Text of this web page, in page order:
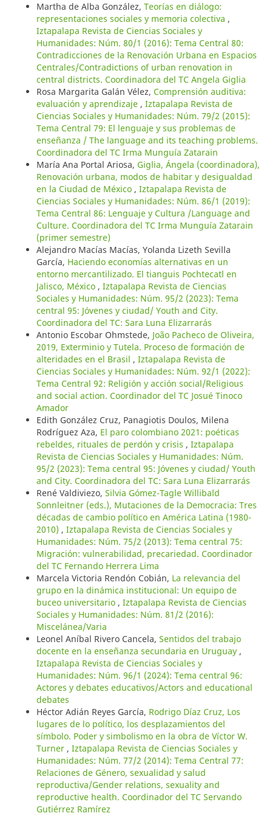
Martha de Alba González, Teorías en diálogo:
representaciones sociales y memoria colectiva ,
Iztapalapa Revista de Ciencias Sociales y
Humanidades: Núm. 80/1 (2016): Tema Central 80:
Contradicciones de la Renovación Urbana en Espacios
Centrales/Contradictions of urban renovation in
central districts. Coordinadora del TC Angela Giglia
Rosa Margarita Galán Vélez, Comprensión auditiva:
evaluación y aprendizaje , Iztapalapa Revista de
Ciencias Sociales y Humanidades: Núm. 79/2 (2015):
Tema Central 79: El lenguaje y sus problemas de
enseñanza / The language and its teaching problems.
Coordinadora del TC Irma Munguía Zatarain
María Ana Portal Ariosa, Giglia, Ángela (coordinadora),
Renovación urbana, modos de habitar y desigualdad
en la Ciudad de México , Iztapalapa Revista de
Ciencias Sociales y Humanidades: Núm. 86/1 (2019):
Tema Central 86: Lenguaje y Cultura /Language and
Culture. Coordinadora del TC Irma Munguía Zatarain
(primer semestre)
Alejandro Macías Macías, Yolanda Lizeth Sevilla
García, Haciendo economías alternativas en un
entorno mercantilizado. El tianguis Pochtecatl en
Jalisco, México , Iztapalapa Revista de Ciencias
Sociales y Humanidades: Núm. 95/2 (2023): Tema
central 95: Jóvenes y ciudad/ Youth and City.
Coordinadora del TC: Sara Luna Elizarrarás
Antonio Escobar Ohmstede, João Pacheco de Oliveira,
2019, Exterminio y Tutela. Proceso de formación de
alteridades en el Brasil , Iztapalapa Revista de
Ciencias Sociales y Humanidades: Núm. 92/1 (2022):
Tema Central 92: Religión y acción social/Religious
and social action. Coordinador del TC Josué Tinoco
Amador
Edith González Cruz, Panagiotis Doulos, Milena
Rodríguez Aza, El paro colombiano 2021: poéticas
rebeldes, rituales de perdón y crisis , Iztapalapa
Revista de Ciencias Sociales y Humanidades: Núm.
95/2 (2023): Tema central 95: Jóvenes y ciudad/ Youth
and City. Coordinadora del TC: Sara Luna Elizarrarás
René Valdiviezo, Silvia Gómez-Tagle Willibald
Sonnleitner (eds.), Mutaciones de la Democracia: Tres
décadas de cambio político en América Latina (1980-
2010) , Iztapalapa Revista de Ciencias Sociales y
Humanidades: Núm. 75/2 (2013): Tema central 75:
Migración: vulnerabilidad, precariedad. Coordinador
del TC Fernando Herrera Lima
Marcela Victoria Rendón Cobián, La relevancia del
grupo en la dinámica institucional: Un equipo de
buceo universitario , Iztapalapa Revista de Ciencias
Sociales y Humanidades: Núm. 81/2 (2016):
Miscelánea/Varia
Leonel Aníbal Rivero Cancela, Sentidos del trabajo
docente en la enseñanza secundaria en Uruguay ,
Iztapalapa Revista de Ciencias Sociales y
Humanidades: Núm. 96/1 (2024): Tema central 96:
Actores y debates educativos/Actors and educational
debates
Héctor Adián Reyes García, Rodrigo Díaz Cruz, Los
lugares de lo político, los desplazamientos del
símbolo. Poder y simbolismo en la obra de Víctor W.
Turner , Iztapalapa Revista de Ciencias Sociales y
Humanidades: Núm. 77/2 (2014): Tema Central 77:
Relaciones de Género, sexualidad y salud
reproductiva/Gender relations, sexuality and
reproductive health. Coordinador del TC Servando
Gutiérrez Ramírez